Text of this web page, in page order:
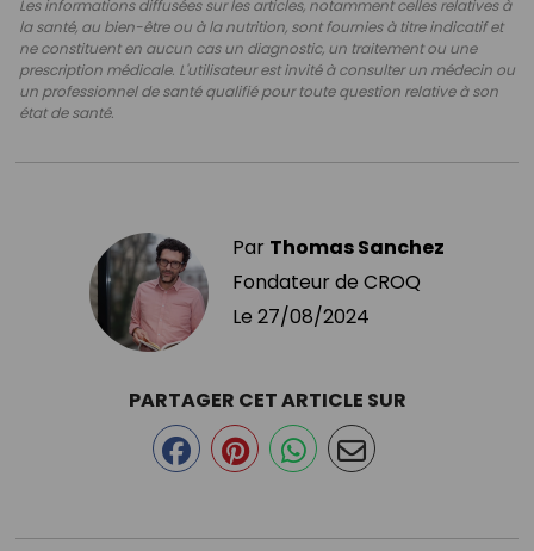
Les informations diffusées sur les articles, notamment celles relatives à
la santé, au bien-être ou à la nutrition, sont fournies à titre indicatif et
ne constituent en aucun cas un diagnostic, un traitement ou une
prescription médicale. L'utilisateur est invité à consulter un médecin ou
un professionnel de santé qualifié pour toute question relative à son
état de santé.
Par Thomas Sanchez
Fondateur de CROQ
Le 27/08/2024
PARTAGER CET ARTICLE SUR